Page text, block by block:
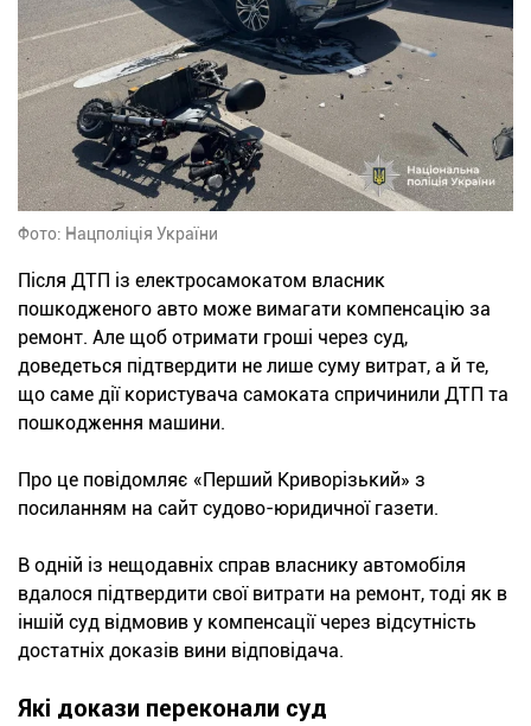
Фото: Нацполіція України
Після ДТП із електросамокатом власник
пошкодженого авто може вимагати компенсацію за
ремонт. Але щоб отримати гроші через суд,
доведеться підтвердити не лише суму витрат, а й те,
що саме дії користувача самоката спричинили ДТП та
пошкодження машини.
Про це повідомляє «Перший Криворізький» з
посиланням на сайт судово-юридичної газети.
В одній із нещодавніх справ власнику автомобіля
вдалося підтвердити свої витрати на ремонт, тоді як в
іншій суд відмовив у компенсації через відсутність
достатніх доказів вини відповідача.
Які докази переконали суд